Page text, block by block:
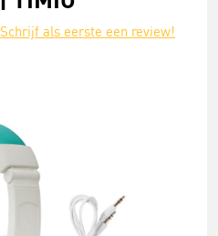
Schrijf als eerste een review!